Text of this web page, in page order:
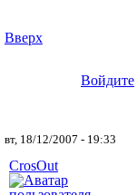
Вверх
Войдите
вт, 18/12/2007 - 19:33
CrosOut